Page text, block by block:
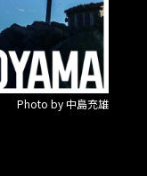
Photo by 中島充雄